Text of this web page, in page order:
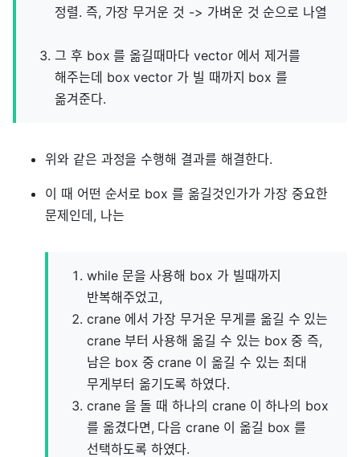
정렬. 즉, 가장 무거운 것 -> 가벼운 것 순으로 나열
그 후 box 를 옮길때마다 vector 에서 제거를
해주는데 box vector 가 빌 때까지 box 를
옮겨준다.
위와 같은 과정을 수행해 결과를 해결한다.
이 때 어떤 순서로 box 를 옮길것인가가 가장 중요한
문제인데, 나는
while 문을 사용해 box 가 빌때까지
반복해주었고,
crane 에서 가장 무거운 무게를 옮길 수 있는
crane 부터 사용해 옮길 수 있는 box 중 즉,
남은 box 중 crane 이 옮길 수 있는 최대
무게부터 옮기도록 하였다.
crane 을 돌 때 하나의 crane 이 하나의 box
를 옮겼다면, 다음 crane 이 옮길 box 를
선택하도록 하였다.